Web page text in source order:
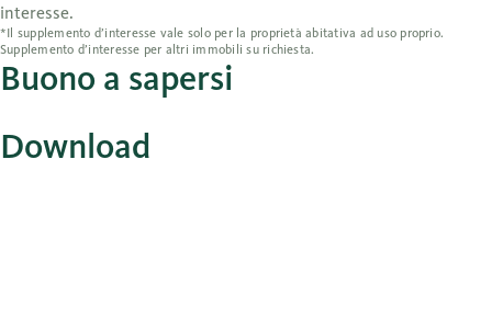
interesse.
*Il supplemento d’interesse vale solo per la proprietà abitativa ad uso proprio.
Supplemento d’interesse per altri immobili su richiesta.
Buono a sapersi
Download